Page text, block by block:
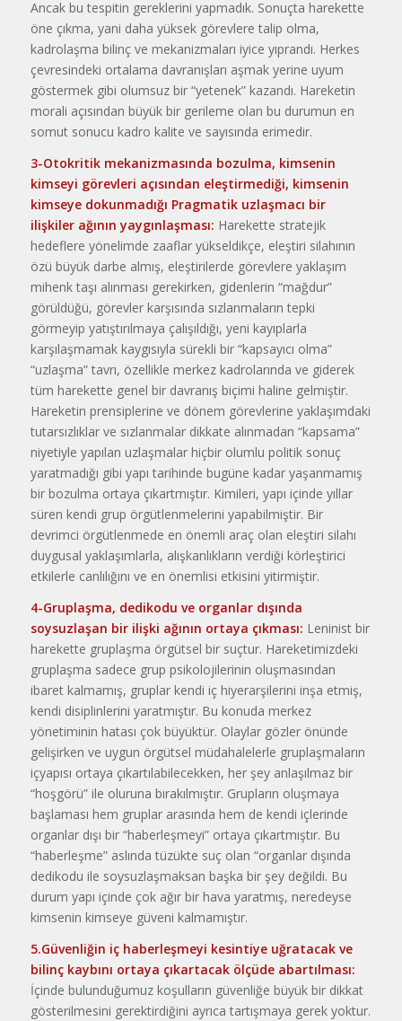
Ancak bu tespitin gerek­lerini yapmadık. Sonuçta harekette
öne çıkma, yani daha yüksek görev­lere talip olma,
kadrolaşma bilinç ve mekanizmaları iyice yıprandı. Her­kes
çevresindeki ortalama davranış­ları aşmak yerine uyum
göstermek gibi olumsuz bir “yetenek” kazandı. Hareketin
morali açısından büyük bir gerileme olan bu durumun en
so­mut sonucu kadro kalite ve sayısında erimedir.
3-Otokritik mekanizmasında bozulma, kimsenin
kimseyi görev­leri açısından eleştirmediği, kimsenin
kimseye dokunmadığı Prag­matik uzlaşmacı bir
ilişkiler ağı­nın yaygınlaşması: Harekette stra­tejik
hedeflere yönelimde zaaflar yükseldikçe, eleştiri silahının
özü büyük darbe almış, eleştirilerde gö­revlere yaklaşım
mihenk taşı alınma­sı gerekirken, gidenlerin “mağdur”
görüldüğü, görevler karşısında sız­lanmaların tepki
görmeyip yatıştırılmaya çalışıldığı, yeni kayıplarla
karşılaşmamak kaygısıyla sürekli bir “kapsayıcı olma”
“uzlaşma” tavrı, ö­zellikle merkez kadrolarında ve gi­derek
tüm harekette genel bir davra­nış biçimi haline gelmiştir.
Hareke­tin prensiplerine ve dönem görevle­rine yaklaşımdaki
tutarsızlıklar ve sızlanmalar dikkate alınmadan “kap­sama”
niyetiyle yapılan uzlaşmalar hiçbir olumlu politik sonuç
yaratma­dığı gibi yapı tarihinde bugüne kadar yaşanmamış
bir bozulma ortaya çı­kartmıştır. Kimi­leri, yapı içinde yıllar
süren kendi grup örgütlenme­lerini yapabilmiş­tir. Bir
devrimci örgütlenmede en önemli araç olan eleştiri silahı
duy­gusal yaklaşımlar­la, alışkanlıkların verdiği körleştirici
etkilerle canlılığını ve en önemlisi etkisini yitirmiştir.
4-Gruplaşma, dedikodu ve or­ganlardışında
soysuzlaşan bir iliş­ki ağının ortaya çıkması: Leninist bir
harekette gruplaşma örgütsel bir suçtur. Hareketimizdeki
gruplaşma sadece grup psikolojilerinin oluşmasından
ibaret kalmamış, gruplar ken­di iç hiyerarşilerini inşa etmiş,
kendi disiplinlerini yaratmıştır. Bu konuda merkez
yönetiminin hatası çok bü­yüktür. Olaylar gözler önünde
geli­şirken ve uygun örgütsel müdahale­lerle gruplaşmaların
içyapısı ortaya çıkartılabilecekken, her şey anlaşıl­maz bir
“hoşgörü” ile oluruna bıra­kılmıştır. Grupların oluşmaya
başla­ması hem gruplar arasında hem de kendi içlerinde
organlar dışı bir “haberleşmeyi” ortaya çıkartmıştır. Bu
“haberleşme” aslında tüzükte suç o­lan “organlar dışında
dedikodu ile soysuzlaşmaksan başka bir şey de­ğildi. Bu
durum yapı içinde çok ağır bir hava yaratmış, neredeyse
kimse­nin kimseye güveni kalmamıştır.
5.Güvenliğin iç haberleşmeyi kesintiye uğratacak ve
bilinç kay­bını ortaya çıkartacak ölçüde abartılması:
İçinde bulunduğumuz koşulların güvenliğe büyük bir dik­kat
gösterilmesini gerektirdiğini ay­rıca tartışmaya gerek yoktur.